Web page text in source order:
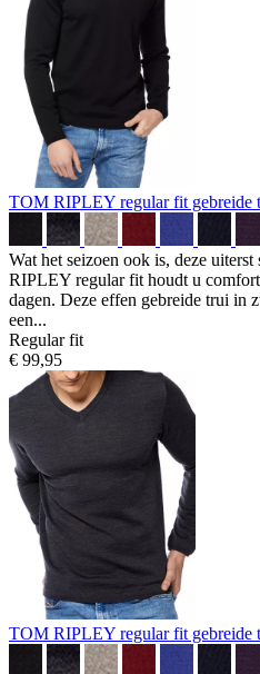
TOM RIPLEY regular fit gebreide
Wat het seizoen ook is, deze
RIPLEY regular fit houdt u
dagen. Deze effen gebreide trui in
een...
Regular fit
€ 99,95
TOM RIPLEY regular fit gebreide